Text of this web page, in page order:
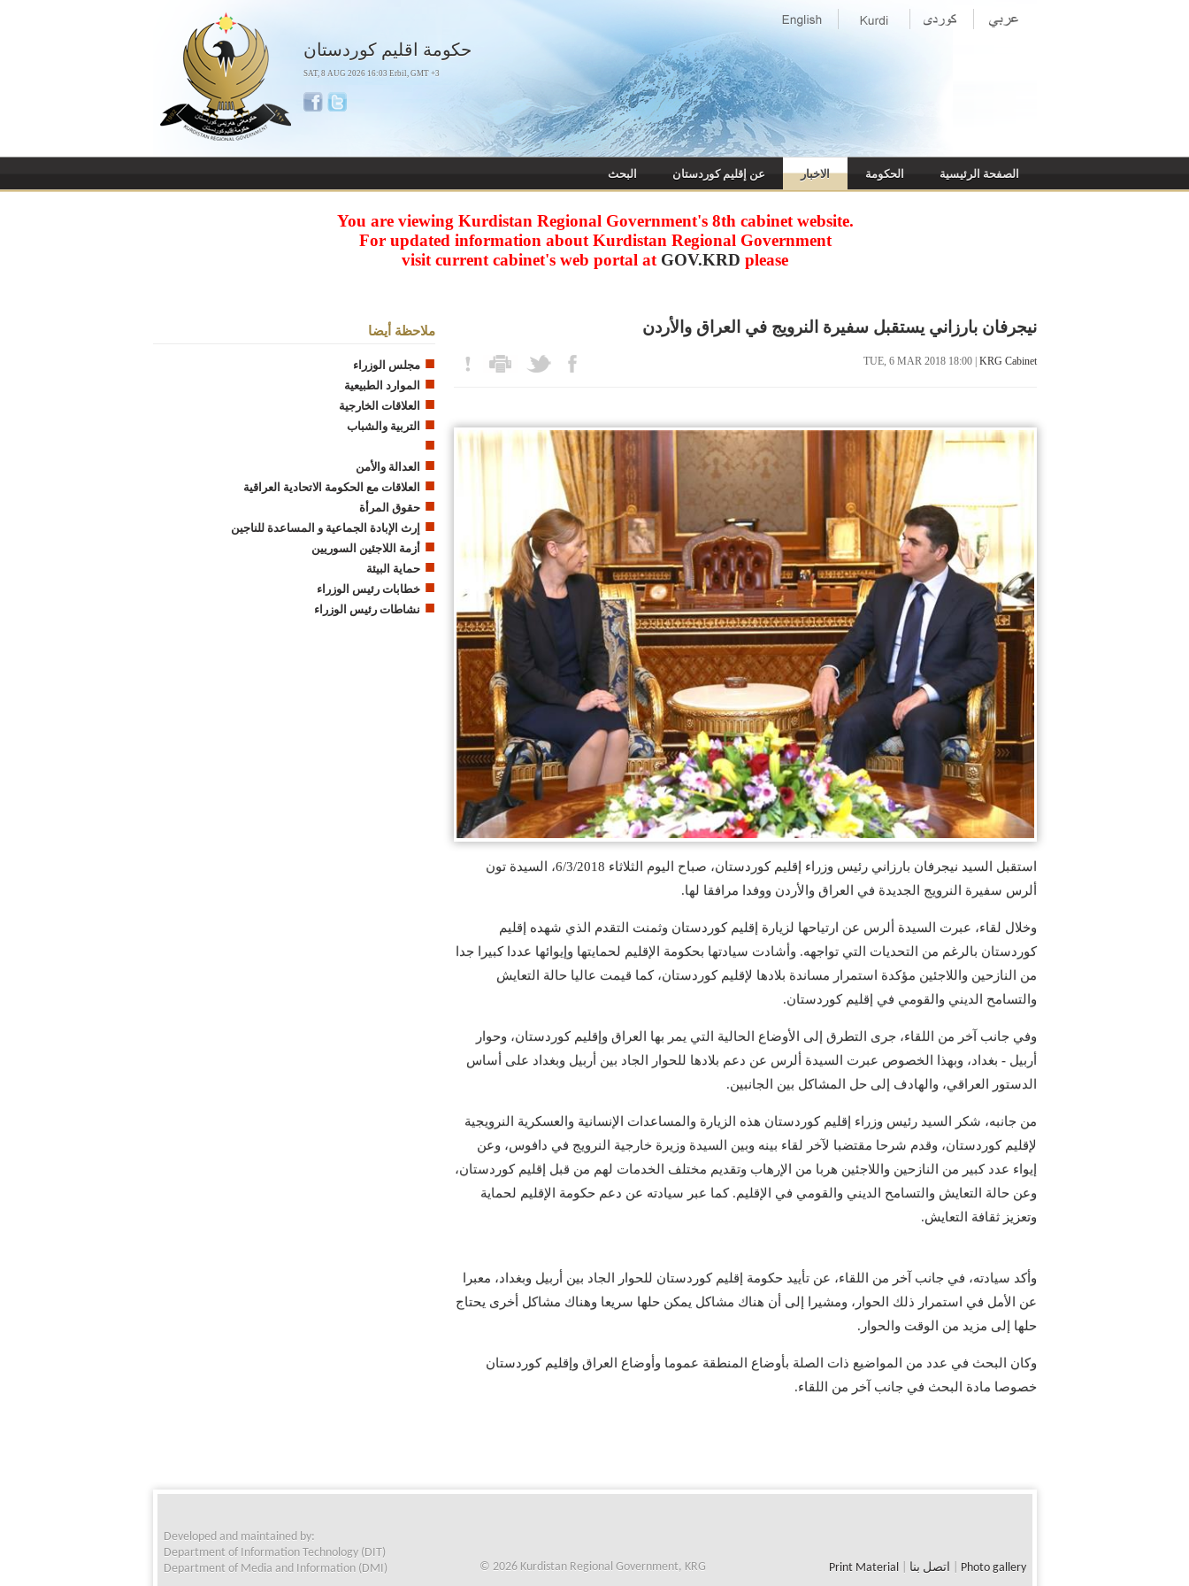
حكومة اقليم كوردستان
SAT, 8 AUG 2026 16:03 Erbil, GMT +3
الصفحة الرئيسية الحكومة الاخبار عن إقليم كوردستان البحث
You are viewing Kurdistan Regional Government's 8th cabinet website.
For updated information about Kurdistan Regional Government
visit current cabinet's web portal at GOV.KRD please
نيجرفان بارزاني يستقبل سفيرة النرويج في العراق والأردن
TUE, 6 MAR 2018 18:00 KRG Cabinet
استقبل السيد نيجرفان بارزاني رئيس وزراء إقليم كوردستان، صباح اليوم الثلاثاء 6/3/2018، السيدة تون
ألرس سفيرة النرويج الجديدة في العراق والأردن ووفدا مرافقا لها.
وخلال لقاء، عبرت السيدة ألرس عن ارتياحها لزيارة إقليم كوردستان وثمنت التقدم الذي شهده إقليم
كوردستان بالرغم من التحديات التي تواجهه. وأشادت سيادتها بحكومة الإقليم لحمايتها وإيوائها عددا كبيرا جدا
من النازحين واللاجئين مؤكدة استمرار مساندة بلادها لإقليم كوردستان، كما قيمت عاليا حالة التعايش
والتسامح الديني والقومي في إقليم كوردستان.
وفي جانب آخر من اللقاء، جرى التطرق إلى الأوضاع الحالية التي يمر بها العراق وإقليم كوردستان، وحوار
أربيل - بغداد، وبهذا الخصوص عبرت السيدة ألرس عن دعم بلادها للحوار الجاد بين أربيل وبغداد على أساس
الدستور العراقي، والهادف إلى حل المشاكل بين الجانبين.
من جانبه، شكر السيد رئيس وزراء إقليم كوردستان هذه الزيارة والمساعدات الإنسانية والعسكرية النرويجية
لإقليم كوردستان، وقدم شرحا مقتضبا لآخر لقاء بينه وبين السيدة وزيرة خارجية النرويج في دافوس، وعن
إيواء عدد كبير من النازحين واللاجئين هربا من الإرهاب وتقديم مختلف الخدمات لهم من قبل إقليم كوردستان،
وعن حالة التعايش والتسامح الديني والقومي في الإقليم. كما عبر سيادته عن دعم حكومة الإقليم لحماية
وتعزيز ثقافة التعايش.
وأكد سيادته، في جانب آخر من اللقاء، عن تأييد حكومة إقليم كوردستان للحوار الجاد بين أربيل وبغداد، معبرا
عن الأمل في استمرار ذلك الحوار، ومشيرا إلى أن هناك مشاكل يمكن حلها سريعا وهناك مشاكل أخرى يحتاج
حلها إلى مزيد من الوقت والحوار.
وكان البحث في عدد من المواضيع ذات الصلة بأوضاع المنطقة عموما وأوضاع العراق وإقليم كوردستان
خصوصا مادة البحث في جانب آخر من اللقاء.
ملاحظة أيضا
مجلس الوزراء
الموارد الطبيعية
العلاقات الخارجية
التربية والشباب
العدالة والأمن
العلاقات مع الحكومة الاتحادية العراقية
حقوق المرأة
إرث الإبادة الجماعية و المساعدة للناجين
أزمة اللاجئين السوريين
حماية البيئة
خطابات رئيس الوزراء
نشاطات رئيس الوزراء
Developed and maintained by:
Department of Information Technology (DIT)
Department of Media and Information (DMI)
© 2026 Kurdistan Regional Government, KRG Print Material اتصل بنا Photo gallery